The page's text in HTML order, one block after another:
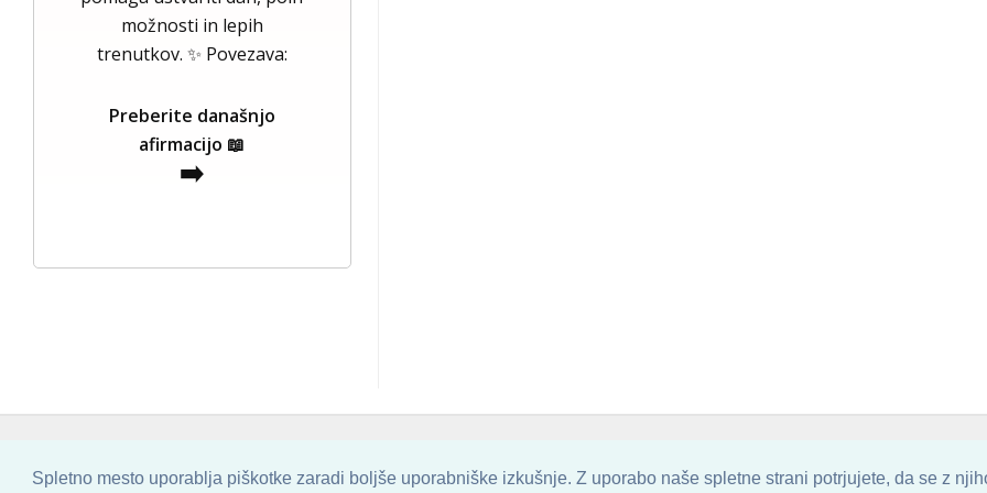
Spletno mesto uporablja piškotke zaradi boljše uporabniške izkušnje. Z uporabo naše spletne strani potrjujete, da se z
možnosti in lepih
trenutkov. ✨ Povezava:
Preberite današnjo
afirmacijo 📖
➡️
COPYRIGHT © 2013 - 2026 BYSKINBASE. ALL ARTWORK ARE UPLOADED AND COPYRIGHTED TO ITS AUTHOR.